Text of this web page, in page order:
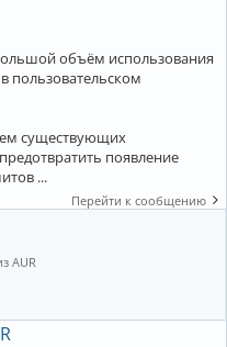
объём использования
пользовательском
существующих
появление
...
Перейти к сообщению
AUR